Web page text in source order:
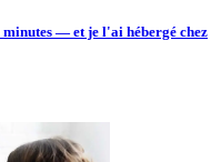
— et je l'ai hébergé chez